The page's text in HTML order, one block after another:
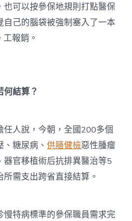
可以按參保地規則打點醫保
己的腦袋被強制塞入了一本
報銷。
何結算？
任人說，今朝，全國200多個
、糖尿病、供膳健檢惡性腫瘤
器官移植術后抗排異醫治等5
需支出跨省直接結算。
慢特病標準的參保職員需求完